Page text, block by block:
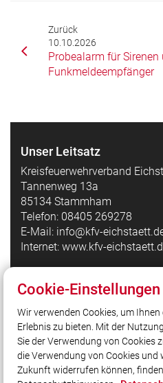
Zurück
10.10.2026
Probealarm für Sirenen
Funkmeldeempfänger
Unser Leitsatz
Kreisfeuerwehrverband
Tannenweg 13a
85134 Stammham
Telefon: 08405 269278
E-Mail: info@kfv-
Internet: www.kfv-
Quicklinks
Kreisfeuerwehrverband
Bezirksfeuerwehrverband
Landesfeuerwehrverband
Cookie-Einstellungen
Wir verwenden Cookies, um
Erlebnis zu bieten. Mit der
Sie der Verwendung von Cookies
die Verwendung von Cookies und
Zukunft widerrufen können,